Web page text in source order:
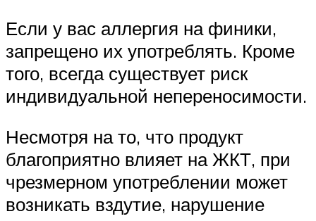
Если у вас аллергия на финики,
запрещено их употреблять. Кроме
того, всегда существует риск
индивидуальной непереносимости.
Несмотря на то, что продукт
благоприятно влияет на ЖКТ, при
чрезмерном употреблении может
возникать вздутие, нарушение